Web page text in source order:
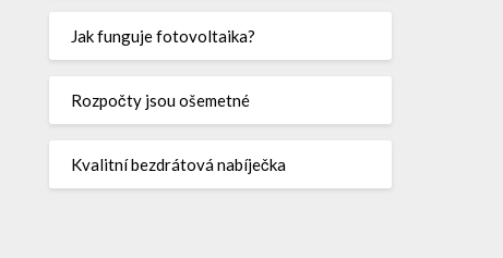
Jak funguje fotovoltaika?
Rozpočty jsou ošemetné
Kvalitní bezdrátová nabíječka